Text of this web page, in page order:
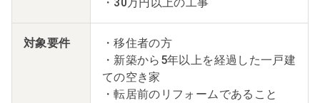
対象要件
・移住者の方
・新築から5年以上を経過した一戸建
ての空き家
・転居前のリフォームであること